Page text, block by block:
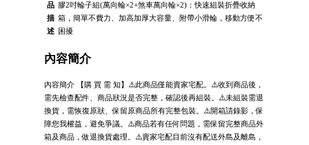
品
描
述
膠2吋輪子組(萬向輪×2+煞車萬向輪×2)：快速組裝折疊收納
箱，簡單不費力、加高加厚大容量、附帶小滑輪，移動方便不
困擾
內容簡介
內容簡介 【購 買 需 知】⚠️此商品僅能賣家宅配。⚠️收到商品後，
需先檢查配件、商品狀況是否完整，確認後再組裝。⚠️未組裝需退
換貨，需恢復原狀、保留原商品所有完整包裝。⚠️開箱請錄影，保
障您我權益，避免爭議。⚠️商品若有任何問題，需保留完整商品外
箱及商品，做退換貨處理。⚠️賣家宅配目前沒有配送外島及離島，